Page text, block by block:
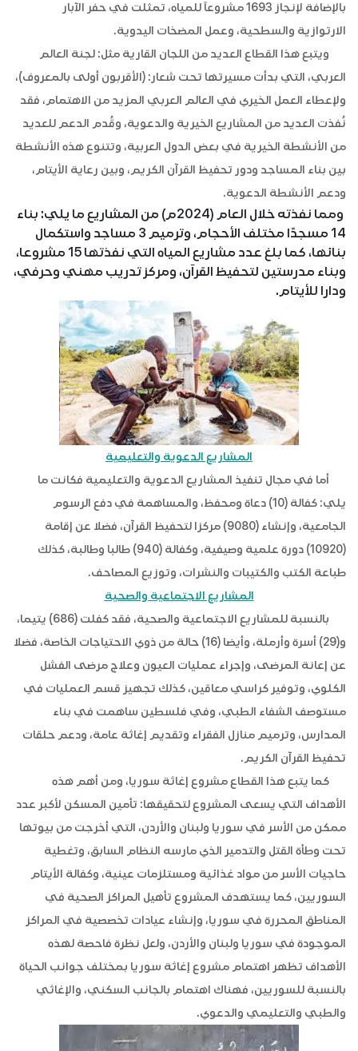
بالإضافة لإنجاز 1693 مشروعاً للمياه، تمثلت في حفر الآبار
الارتوازية والسطحية، وعمل المضخات اليدوية.
ويتبع هذا القطاع العديد من اللجان القارية مثل: لجنة العالم
العربي، التي بدأت مسيرتها تحت شعار: (الأقربون أولى بالمعروف)،
ولإعطاء العمل الخيري في العالم العربي المزيد من الاهتمام، فقد
نُفذت العديد من المشاريع الخيرية والدعوية، وقُدم الدعم للعديد
من الأنشطة الخيرية في بعض الدول العربية، وتتنوع هذه الأنشطة
بين بناء المساجد ودور تحفيظ القرآن الكريم، وبين رعاية الأيتام،
ودعم الأنشطة الدعوية.
ومما نفذته خلال العام (2024م) من المشاريع ما يلي: بناء
14 مسجدًا مختلف الأحجام، وترميم 3 مساجد واستكمال
بنائها، كما بلغ عدد مشاريع المياه التي نفذتها 15 مشروعا،
وبناء مدرستين لتحفيظ القرآن، ومركز تدريب مهني وحرفي،
ودارا للأيتام.
المشاريع الدعوية والتعليمية
أما في مجال تنفيذ المشاريع الدعوية والتعليمية فكانت ما
يلي: كفالة (10) دعاة ومحفظ، والمساهمة في دفع الرسوم
الجامعية، وإنشاء (9080) مركزا لتحفيظ القرآن، فضلا عن إقامة
(10920) دورة علمية وصيفية، وكفالة (940) طالبا وطالبة، كذلك
طباعة الكتب والكتيبات والنشرات، وتوزيع المصاحف.
المشاريع الاجتماعية والصحية
بالنسبة للمشاريع الاجتماعية والصحية، فقد كفلت (686) يتيما،
و(29) أسرة وأرملة، وأيضا (16) حالة من ذوي الاحتياجات الخاصة، فضلا
عن إعانة المرضى، وإجراء عمليات العيون وعلاج مرضى الفشل
الكلوي، وتوفير كراسي معاقين، كذلك تجهيز قسم العمليات في
مستوصف الشفاء الطبي، وفي فلسطين ساهمت في بناء
المدارس، وترميم منازل الفقراء وتقديم إغاثة عامة، ودعم حلقات
تحفيظ القرآن الكريم.
كما يتبع هذا القطاع مشروع إغاثة سوريا، ومن أهم هذه
الأهداف التي يسعى المشروع لتحقيقها: تأمين المسكن لأكبر عدد
ممكن من الأسر في سوريا ولبنان والأردن، التي أخرجت من بيوتها
تحت وطأة القتل والتدمير الذي مارسه النظام السابق، وتغطية
حاجيات الأسر من مواد غذائية ومستلزمات عينية، وكفالة الأيتام
السوريين، كما يستهدف المشروع تأهيل المراكز الصحية في
المناطق المحررة في سوريا، وإنشاء عيادات تخصصية في المراكز
الموجودة في سوريا ولبنان والأردن، ولعل نظرة فاحصة لهذه
الأهداف تظهر اهتمام مشروع إغاثة سوريا بمختلف جوانب الحياة
بالنسبة للسوريين، فهناك اهتمام بالجانب السكني، والإغاثي
والطبي والتعليمي والدعوي.